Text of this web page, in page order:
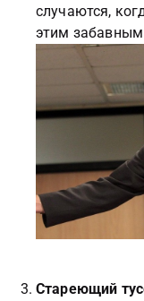
случаются,
этим
Стареющий